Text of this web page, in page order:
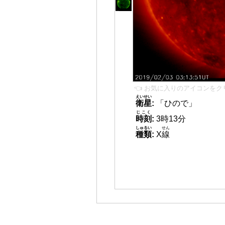
👈 お気に入りのアイコンをク
衛星
えいせい
:
「ひので」
時刻
じこく
: 3時13分
種類
しゅるい
: X線
せん